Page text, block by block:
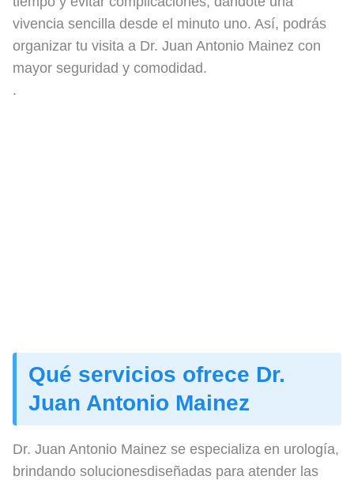
vivencia sencilla desde el minuto uno. Así, podrás
organizar tu visita a Dr. Juan Antonio Mainez con
mayor seguridad y comodidad.
.
Qué servicios ofrece Dr.
Juan Antonio Mainez
Dr. Juan Antonio Mainez se especializa en urología,
brindando solucionesdiseñadas para atender las